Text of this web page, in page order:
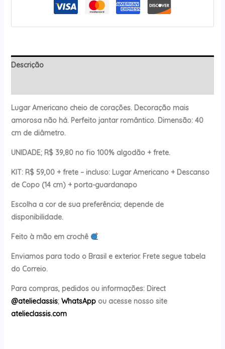
Descrição
Lugar Americano cheio de corações. Decoração mais
amorosa não há. Perfeito jantar romântico. Dimensão: 40
cm de diâmetro.
UNIDADE; R$ 39,80 no fio 100% algodão + frete.
KIT: R$ 59,00 + frete – incluso: Lugar Americano + Descanso
de Copo (14 cm) + porta-guardanapo
Escolha a cor de sua preferência; depende de
disponibilidade.
Feito à mão em crochê
Enviamos para todo o Brasil e exterior. Frete segue tabela
do Correio.
Para compras, pedidos ou informações: Direct
@atelieclassis; WhatsAppou acesse nosso site
atelieclassis.com